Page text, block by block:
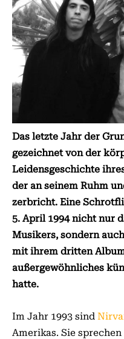
Das letzte Jahr der
gezeichnet von der
Leidensgeschichte
der an seinem Ruhm
zerbricht. Eine
5. April 1994 nicht nur
Musikers, sondern
mit ihrem dritten
außergewöhnliches
hatte.
Im Jahr 1993 sind
Amerikas. Sie